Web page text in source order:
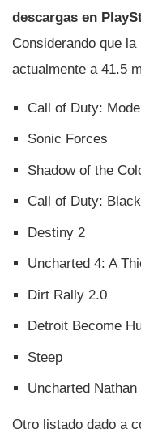
descargas en
Considerando que
actualmente a 41.5
Call of Duty:
Sonic Forces
Shadow of the
Call of Duty:
Destiny 2
Uncharted 4: A
Dirt Rally 2.0
Detroit Become
Steep
Uncharted
Otro listado dado a